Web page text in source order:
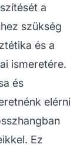
a
szükség
és a
ismeretére.
és
elérni
Ez